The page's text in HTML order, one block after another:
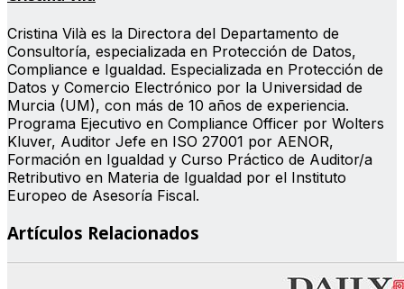
Cristina Vilà es la Directora del Departamento de
Consultoría, especializada en Protección de Datos,
Compliance e Igualdad. Especializada en Protección de
Datos y Comercio Electrónico por la Universidad de
Murcia (UM), con más de 10 años de experiencia.
Programa Ejecutivo en Compliance Officer por Wolters
Kluver, Auditor Jefe en ISO 27001 por AENOR,
Formación en Igualdad y Curso Práctico de Auditor/a
Retributivo en Materia de Igualdad por el Instituto
Europeo de Asesoría Fiscal.
Artículos Relacionados